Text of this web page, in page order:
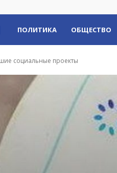
Пульс
Хакасии
ПОЛИТИКА ОБЩЕСТВО
социальные проекты